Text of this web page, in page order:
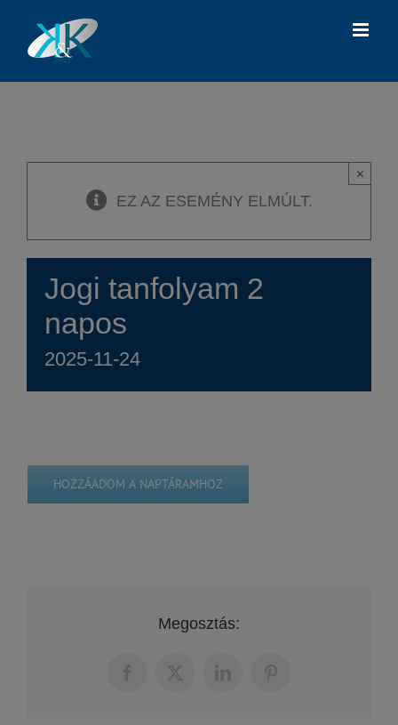
EZ AZ ESEMÉNY ELMÚLT.
×
Jogi tanfolyam 2
napos
2025-11-24
HOZZÁADOM A NAPTÁRAMHOZ
Megosztás: